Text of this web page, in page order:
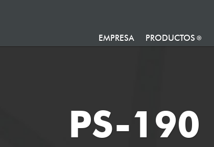
EMPRESA PRODUCTOS
PS-190